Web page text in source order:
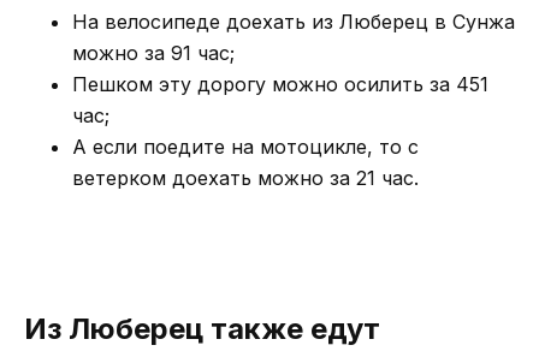
На велосипеде доехать из Люберец в Сунжа
можно за 91 час;
Пешком эту дорогу можно осилить за 451
час;
А если поедите на мотоцикле, то с
ветерком доехать можно за 21 час.
Из Люберец также едут